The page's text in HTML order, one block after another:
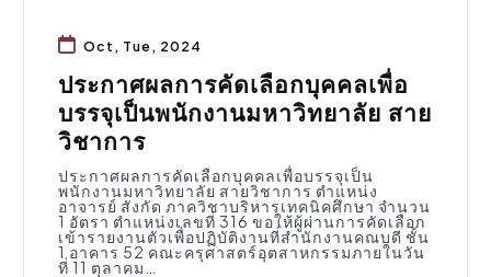
Oct, Tue, 2024
ประกาศผลการคัดเลือกบุคคลเพื่อ
บรรจุเป็นพนักงานมหาวิทยาลัย สาย
วิชาการ
ประกาศผลการคัดเลือกบุคคลเพื่อบรรจุเป็น
พนักงานมหาวิทยาลัย สายวิชาการ ตำแหน่ง
อาจารย์ สังกัด ภาควิชาบริหารเทคนิคศึกษา จำนวน
1 อัตรา ตำแหน่งเลขที่ 316 ขอให้ผู้ผ่านการคัดเลือก
เข้ารายงานตัวเพื่อปฏิบัติงานที่สำนักงานคณบดี ชั้น
1 อาคาร 52 คณะครุศาสตร์อุตสาหกรรมภายในวัน
ที่ 11 ตุลาคม…